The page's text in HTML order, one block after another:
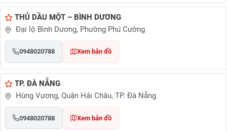
THỦ DẦU MỘT – BÌNH DƯƠNG
Đại lộ Bình Dương, Phường Phú Cường
0948020788 Xem bản đồ
TP. ĐÀ NẴNG
Hùng Vương, Quận Hải Châu, TP. Đà Nẵng
0948020788 Xem bản đồ